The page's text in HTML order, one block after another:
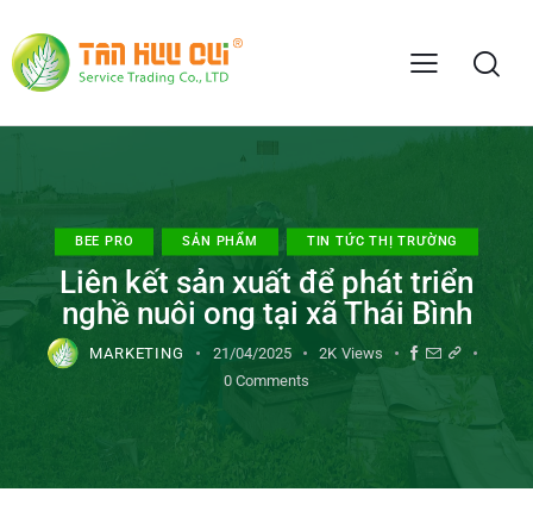
BEE PRO SẢN PHẨM TIN TỨC THỊ TRƯỜNG
Liên kết sản xuất để phát triển
nghề nuôi ong tại xã Thái Bình
MARKETING 21/04/2025 2K Views
0 Comments